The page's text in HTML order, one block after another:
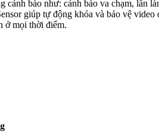
báo như: cảnh báo va chạm, lấn
giúp tự động khóa và bảo vệ
ở mọi thời điểm.